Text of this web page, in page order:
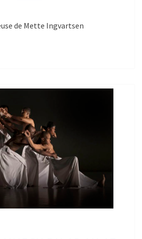
de Mette Ingvartsen